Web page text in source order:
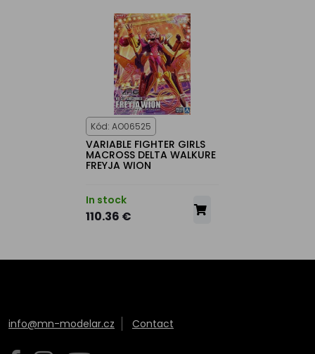
Kód: AO06525
VARIABLE FIGHTER GIRLS
MACROSS DELTA WALKURE
FREYJA WION
In stock
110.36 €
info@mn-modelar.cz Contact